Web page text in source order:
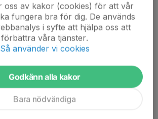
oss av kakor (cookies) för att vår
fungera bra för dig. De används
i syfte att hjälpa oss att
förbättra våra tjänster.
Så använder vi cookies
Godkänn alla kakor
Bara nödvändiga